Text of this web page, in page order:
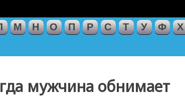
М Н О П Р С Т У Ф Х
мужчина обнимает